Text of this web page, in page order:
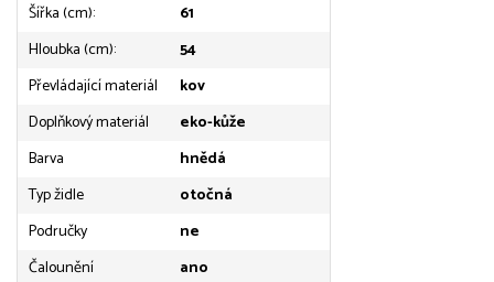
Šířka (cm):
61
Hloubka (cm):
54
Převládající materiál
kov
Doplňkový materiál
eko-kůže
Barva
hnědá
Typ židle
otočná
Područky
ne
Čalounění
ano